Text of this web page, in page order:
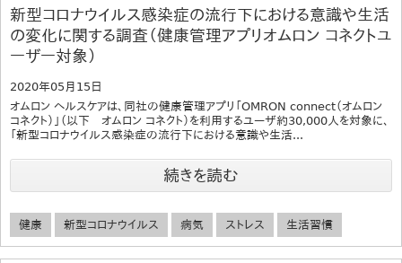
新型コロナウイルス感染症の流行下における意識や生活
の変化に関する調査（健康管理アプリオムロン コネクトユ
ーザー対象）
2020年05月15日
オムロン ヘルスケアは、同社の健康管理アプリ「OMRON connect（オムロン
コネクト）」（以下 オムロン コネクト）を利用するユーザ約30,000人を対象に、
「新型コロナウイルス感染症の流行下における意識や生活...
続きを読む
健康 新型コロナウイルス 病気 ストレス 生活習慣